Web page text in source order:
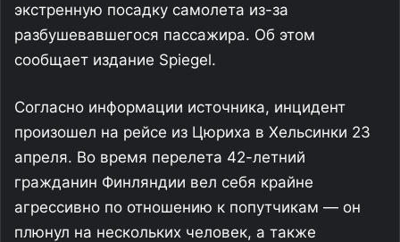
экстренную посадку самолета из-за
разбушевавшегося пассажира. Об этом
сообщает издание Spiegel.
Согласно информации источника, инцидент
произошел на рейсе из Цюриха в Хельсинки 23
апреля. Во время перелета 42-летний
гражданин Финляндии вел себя крайне
агрессивно по отношению к попутчикам — он
плюнул на нескольких человек, а также